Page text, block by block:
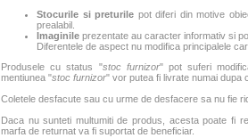
Stocurile si preturile pot diferi din motive
prealabil.
Imaginile prezentate au caracter informativ si
Diferentele de aspect nu modifica principalele
Produsele cu status "stoc furnizor" pot suferi
mentiunea "stoc furnizor" vor putea fi livrate numai dupa
Coletele desfacute sau cu urme de desfacere sa nu fie
Daca nu sunteti multumiti de produs, acesta poate fi
marfa de returnat va fi suportat de beneficiar.